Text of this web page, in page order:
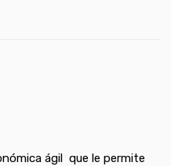
ágil que le permite